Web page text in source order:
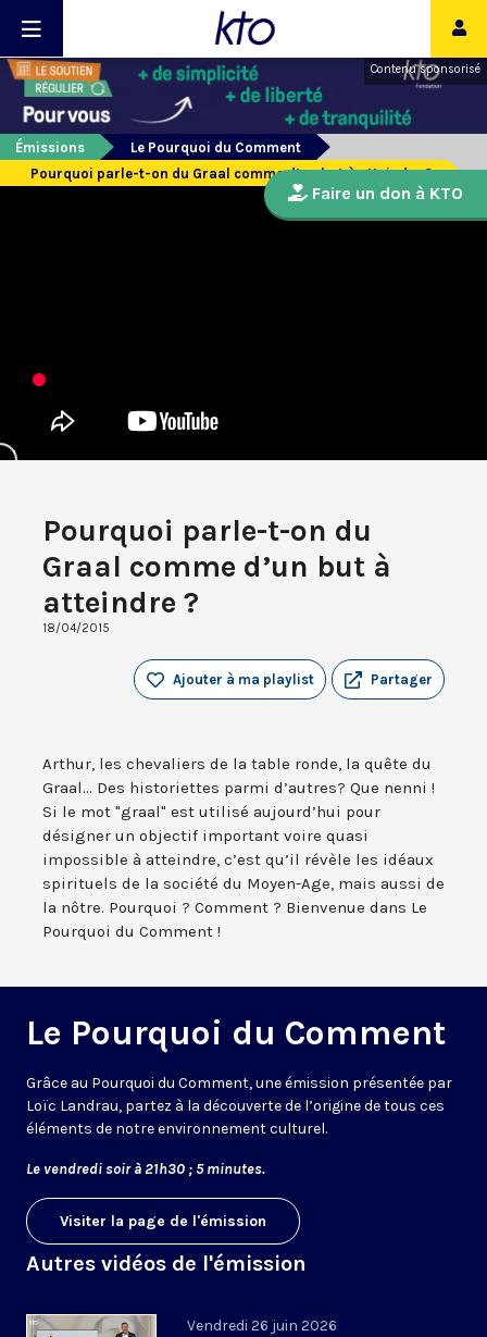
Contenu sponsorisé
Émissions
Le Pourquoi du Comment
Pourquoi parle-t-on du Graal comme d’un but à atteindre ?
Pourquoi parle-t-on du
Graal comme d’un but à
atteindre ?
18/04/2015
Partager
Ajouter à ma playlist
Arthur, les chevaliers de la table ronde, la quête du
Graal... Des historiettes parmi d’autres? Que nenni !
Si le mot "graal" est utilisé aujourd’hui pour
désigner un objectif important voire quasi
impossible à atteindre, c’est qu’il révèle les idéaux
spirituels de la société du Moyen-Age, mais aussi de
la nôtre. Pourquoi ? Comment ? Bienvenue dans Le
Pourquoi du Comment !
Le Pourquoi du Comment
Grâce au Pourquoi du Comment, une émission présentée par
Loïc Landrau, partez à la découverte de l’origine de tous ces
éléments de notre environnement culturel.
Le vendredi soir à 21h30 ; 5 minutes.
Visiter la page de l'émission
Autres vidéos de l'émission
Vendredi 26 juin 2026
Faire un don à KTO